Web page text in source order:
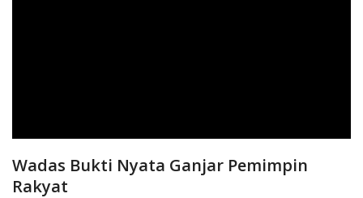
Wadas Bukti Nyata Ganjar Pemimpin
Rakyat